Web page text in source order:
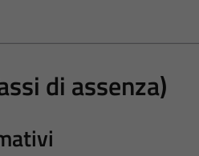
di assenza)